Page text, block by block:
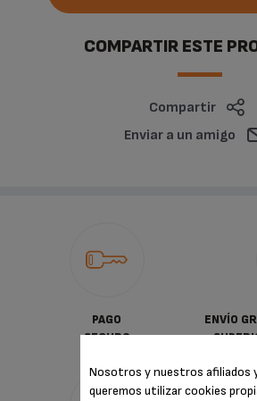
COMPARTIR ESTE
Compartir
Enviar a un amigo
PAGO
SEGURO
ENVÍO
Nosotros y nuestros afiliados
queremos utilizar cookies